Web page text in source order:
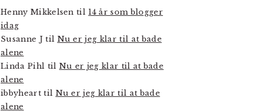
Henny Mikkelsen til 14 år som blogger
idag
Susanne Jtil Nu er jeg klar til at bade
alene
Linda Pihl til Nu er jeg klar til at bade
alene
ibbyhearttil Nu er jeg klar til at bade
alene